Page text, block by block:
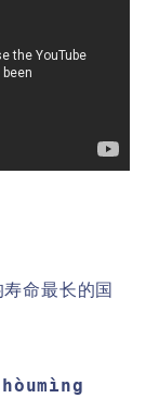
命最长的国